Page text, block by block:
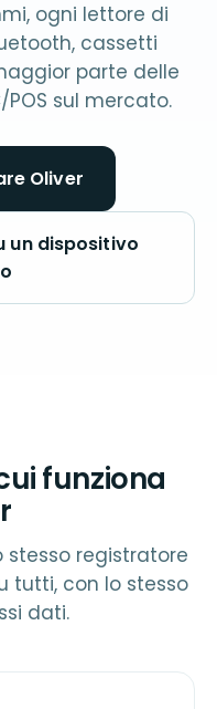
ogni lettore di
cassetti
parte delle
sul mercato.
Oliver
un dispositivo
funziona
stesso registratore
tutti, con lo stesso
dati.